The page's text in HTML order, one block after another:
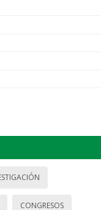
CONGRESOS